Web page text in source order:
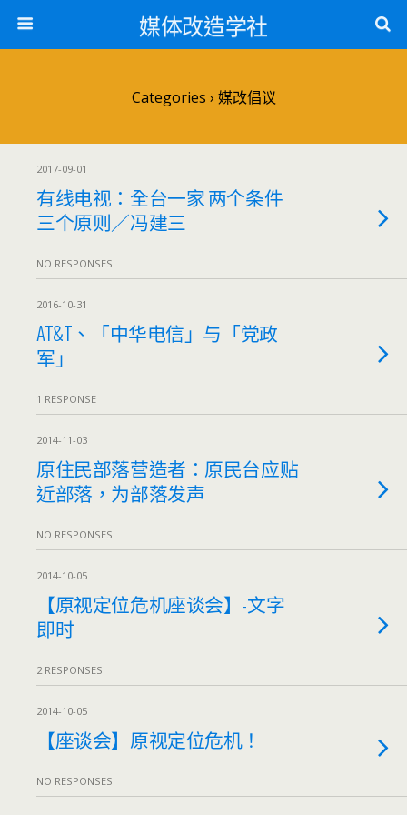
媒体改造学社
Categories › 媒改倡议
2017-09-01
有线电视：全台一家 两个条件
三个原则／冯建三
NO RESPONSES
2016-10-31
AT&T、「中华电信」与「党政
军」
1 RESPONSE
2014-11-03
原住民部落营造者：原民台应贴
近部落，为部落发声
NO RESPONSES
2014-10-05
【原视定位危机座谈会】-文字
即时
2 RESPONSES
2014-10-05
【座谈会】原视定位危机！
NO RESPONSES